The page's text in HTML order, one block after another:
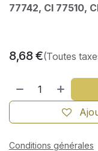
77742, CI 77510,
8,68€(Toutes
Conditions générales